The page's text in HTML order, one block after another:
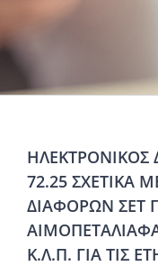
72.25 ΣΧΕΤΙΚΑ
ΔΙΑΦΟΡΩΝ ΣΕΤ
Κ.Λ.Π. ΓΙΑ ΤΙΣ